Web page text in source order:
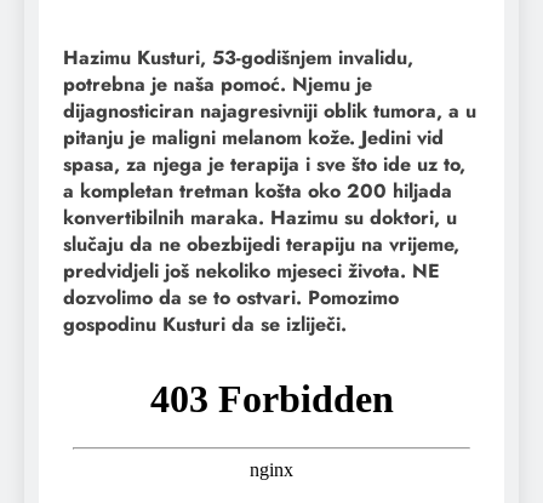
Hazimu Kusturi, 53-godišnjem invalidu,
potrebna je naša pomoć. Njemu je
dijagnosticiran najagresivniji oblik tumora, a u
pitanju je maligni melanom kože. Jedini vid
spasa, za njega je terapija i sve što ide uz to,
a kompletan tretman košta oko 200 hiljada
konvertibilnih maraka. Hazimu su doktori, u
slučaju da ne obezbijedi terapiju na vrijeme,
predvidjeli još nekoliko mjeseci života. NE
dozvolimo da se to ostvari. Pomozimo
gospodinu Kusturi da se izliječi.